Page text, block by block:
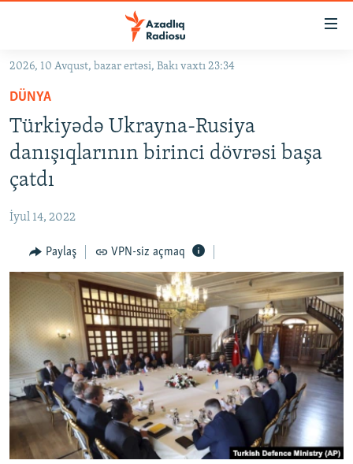
Əsas
qayıt
Əsas
naviqasiyaya
qayıt
Axtarışa
#İZAHLA
KORRUPSIOMETR
#ƏSLINDƏ
QANUNI DOĞRU
ARAŞDIRMA
MULTIMEDIA
FOTOQALEREYA
İNFOQRAFIKA
KARIKATURA
RADIO ARXIV
OXU ZALI
AZƏRBAYCAN ƏDƏBIYYATI KITABXANASI
İSLAM VƏ DEMOKRATIYA
İZ - MƏDƏNIYYƏT PROQRAMI
HAQQIMIZDA
MISSIYAMIZ
PEŞƏ ETIKASI VƏ JURNALISTIKA STANDARTLARIMIZ
MATERIALLARIMIZDAN ISTIFADƏ
AZADLIQRADIOSU MOBIL TELEFONUNUZDA
BIZI IZLƏ
RFE/RL-in bütün saytları
2026, 10 Avqust, bazar ertəsi, Bakı vaxtı 23:34
DÜNYA
Türkiyədə Ukrayna-Rusiya
danışıqlarının birinci dövrəsi başa
çatdı
İyul 14, 2022
Paylaş VPN-siz açmaq